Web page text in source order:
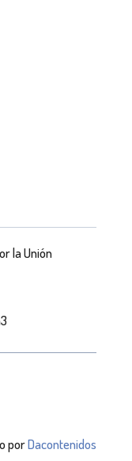
la Unión
porDacontenidos